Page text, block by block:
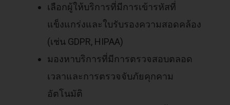
เลือกผู้ให้บริการที่มีการเข้ารหัสที่
แข็งแกร่งและใบรับรองความสอดคล้อง
(เช่น GDPR, HIPAA)
มองหาบริการที่มีการตรวจสอบตลอด
เวลาและการตรวจจับภัยคุกคาม
อัตโนมัติ